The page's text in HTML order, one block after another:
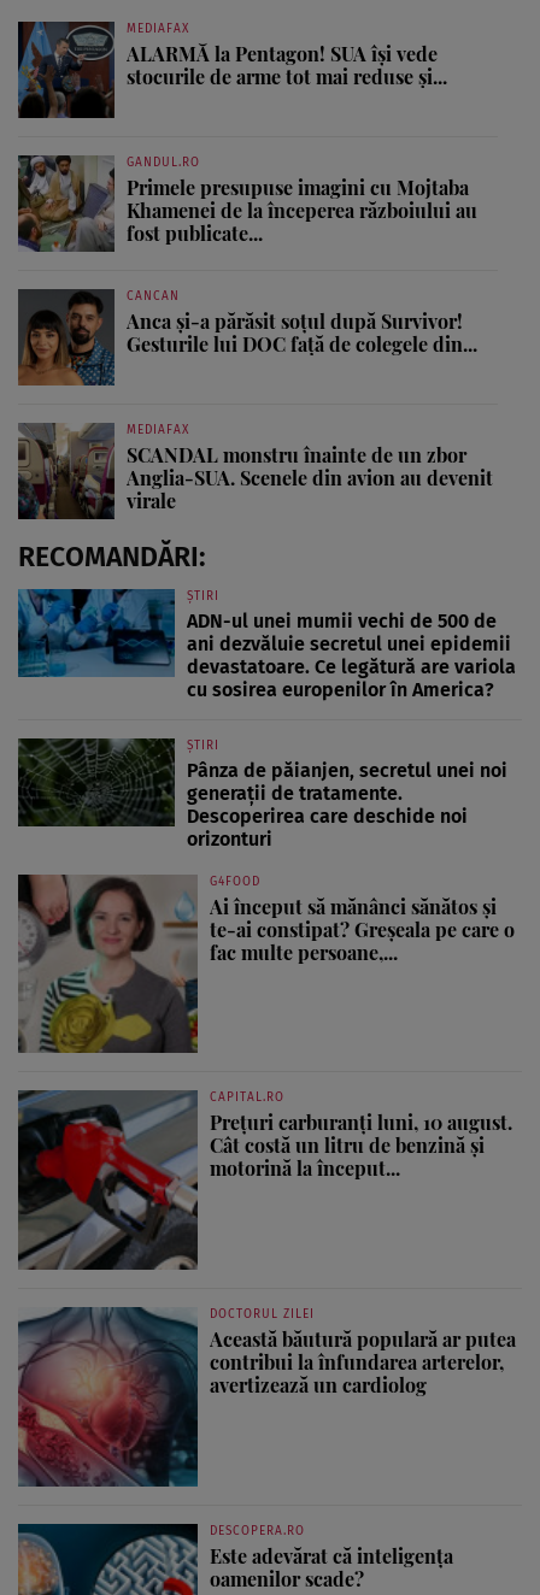
MEDIAFAX
ALARMĂ la Pentagon! SUA își vede
stocurile de arme tot mai reduse și...
GANDUL.RO
Primele presupuse imagini cu Mojtaba
Khamenei de la începerea războiului au
fost publicate...
CANCAN
Anca și-a părăsit soțul după Survivor!
Gesturile lui DOC față de colegele din...
MEDIAFAX
SCANDAL monstru înainte de un zbor
Anglia-SUA. Scenele din avion au devenit
virale
RECOMANDĂRI:
ȘTIRI
ADN-ul unei mumii vechi de 500 de
ani dezvăluie secretul unei epidemii
devastatoare. Ce legătură are variola
cu sosirea europenilor în America?
ȘTIRI
Pânza de păianjen, secretul unei noi
generații de tratamente.
Descoperirea care deschide noi
orizonturi
G4FOOD
Ai început să mănânci sănătos și
te-ai constipat? Greșeala pe care o
fac multe persoane,...
CAPITAL.RO
Prețuri carburanți luni, 10 august.
Cât costă un litru de benzină și
motorină la început...
DOCTORUL ZILEI
Această băutură populară ar putea
contribui la înfundarea arterelor,
avertizează un cardiolog
DESCOPERA.RO
Este adevărat că inteligența
oamenilor scade?